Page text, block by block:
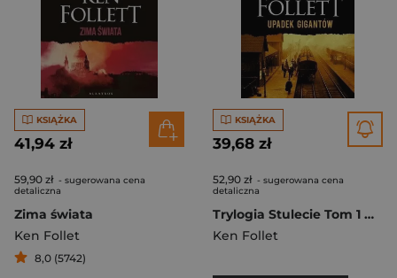
KSIĄŻKA
41,94 zł
59,90 zł - sugerowana cena
detaliczna
Zima świata
Ken Follet
8,0 (5742)
KSIĄŻKA
39,68 zł
52,90 zł - sugerowana cena
detaliczna
Trylogia Stulecie Tom 1 Upadek gigantów
Ken Follet